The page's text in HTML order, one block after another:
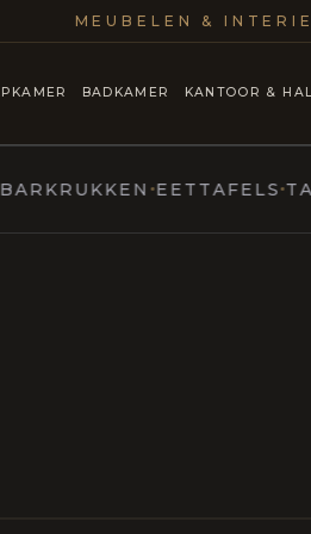
MEUBELEN &
BADKAMER KANTOOR & HAL
EETTAFELS TAFELS